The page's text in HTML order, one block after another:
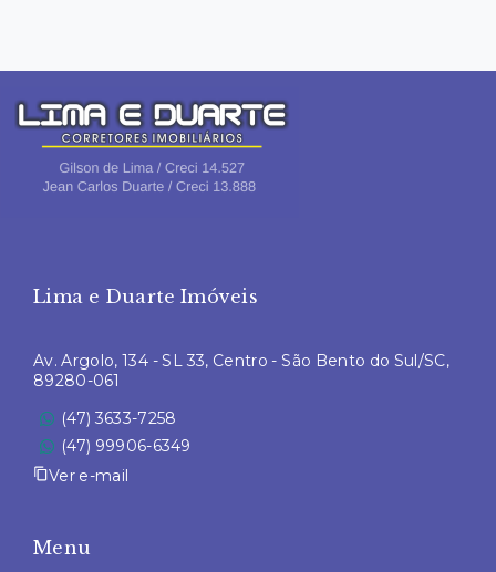
Lima e Duarte Imóveis
Av. Argolo, 134 - SL 33, Centro - São Bento do Sul/SC,
89280-061
(47) 3633-7258
(47) 99906-6349
Ver e-mail
Menu